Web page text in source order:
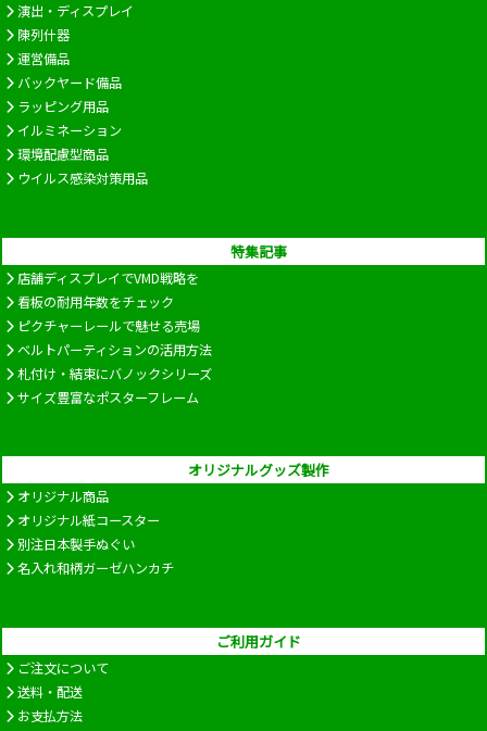
演出・ディスプレイ
陳列什器
運営備品
バックヤード備品
ラッピング用品
イルミネーション
環境配慮型商品
ウイルス感染対策用品
特集記事
店舗ディスプレイでVMD戦略を
看板の耐用年数をチェック
ピクチャーレールで魅せる売場
ベルトパーティションの活用方法
札付け・結束にバノックシリーズ
サイズ豊富なポスターフレーム
オリジナルグッズ製作
オリジナル商品
オリジナル紙コースター
別注日本製手ぬぐい
名入れ和柄ガーゼハンカチ
ご利用ガイド
ご注文について
送料・配送
お支払方法